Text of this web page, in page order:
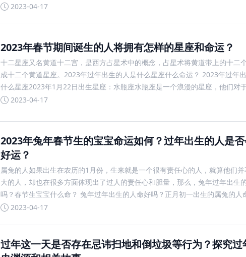
运方向】西南方向正月初二：【当日生肖贵人】属鼠的人【
2023-04-17
2023年春节期间诞生的人将拥有怎样的星座和命运？
十二星座又名黄道十二宫，是西方占星术中的概念，占星术将黄道带上的十二
成十二个黄道星座。2023年过年出生的人是什么星座什么命运？ 2023年过年
什么星座2023年1月22日出生星座：水瓶座水瓶座是一个浪漫的星座，他们对
幻想和憧憬，喜欢新奇和冒险。水瓶很坚持自己的想法
2023-04-17
2023年兔年春节生的宝宝命运如何？过年出生的人是
好运？
属兔的人如果出生在农历的1月份，生来就是一个很有责任心的人，就算他们
大的人，却也在很多方面体现出了过人的责任心和胆量，那么，兔年过年出生
吗？春节生宝宝什么命？ 兔年过年出生的人命好吗？正月初一出生的属兔的人
聪明好动，为人忠正，重义轻财，喜助他人。正月初二出生的属兔的
2023-04-17
过年这一天是否存在忌讳扫地和倒垃圾等行为？探究过